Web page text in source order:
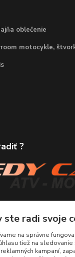
oblečenie
motocykle,
?
ste radi svoje
na správne
tiež na
kampaní,